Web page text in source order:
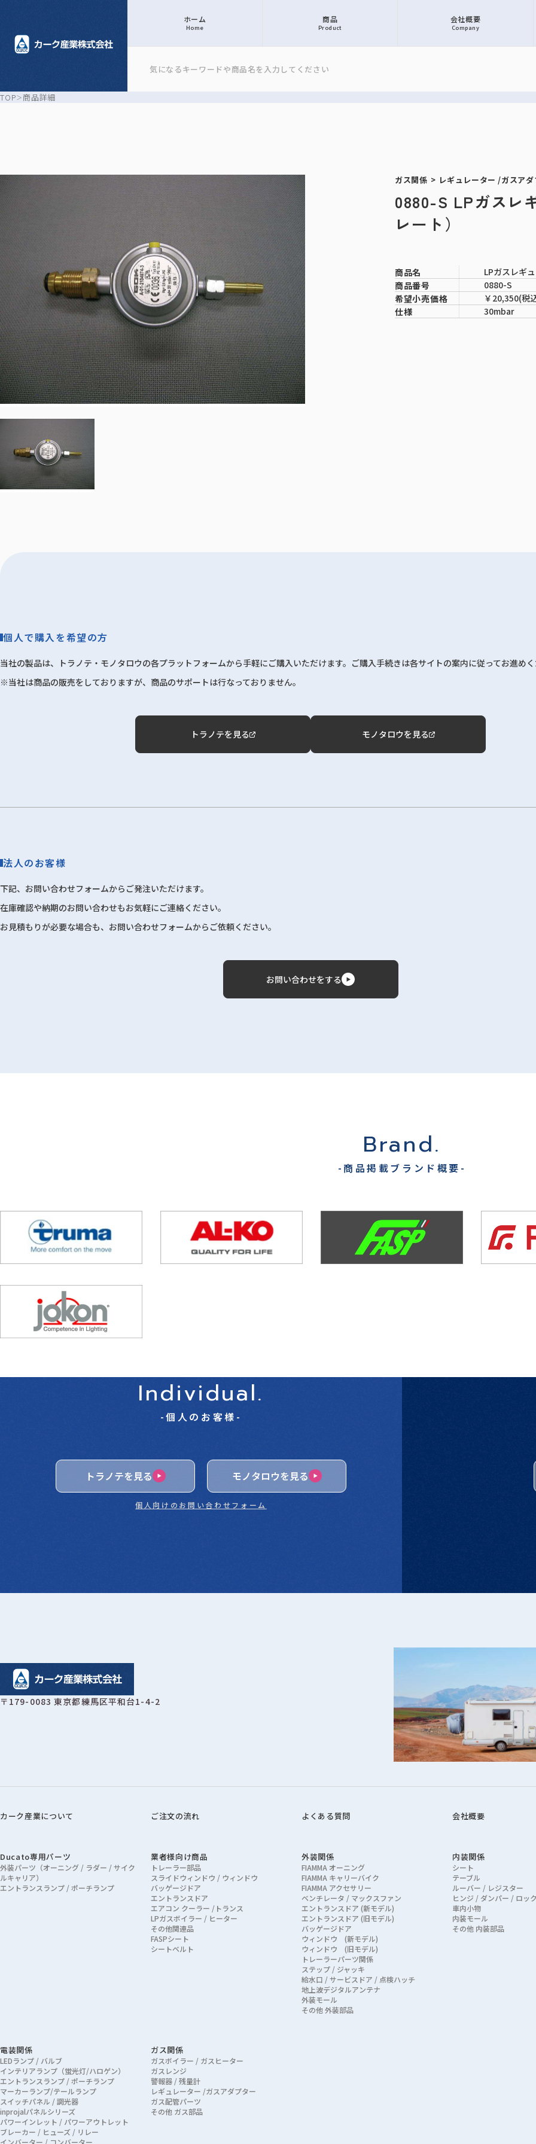
ホーム
Home
商品
Product
会社概要
Company
TOP 商品詳細
ガス関係 > レギュレーター /ガスア
0880-S LPガスレ
レート）
商品名
LPガスレギ
商品番号
0880-S
希望小売価格
￥20,350(税
仕様
30mbar
個人で購入を希望の方
当社の製品は、トラノテ・モノタロウの各プラットフォームから手軽にご購入いただけます。ご購入手続きは各サイトの案内に従ってお進め
※当社は商品の販売をしておりますが、商品のサポートは行なっておりません。
トラノテを見る モノタロウを見る
法人のお客様
下記、お問い合わせフォームからご発注いただけます。
在庫確認や納期のお問い合わせもお気軽にご連絡ください。
お見積もりが必要な場合も、お問い合わせフォームからご依頼ください。
お問い合わせをする
Brand.
-商品掲載ブランド概要-
Individual.
-個人のお客様-
トラノテを見る モノタロウを見る
個人向けのお問い合わせフォーム
〒179-0083 東京都練馬区平和台1-4-2
カーク産業について ご注文の流れ よくある質問 会社概要
Ducato専用パーツ
外装パーツ（オーニング / ラダー / サイク
ルキャリア）
エントランスランプ / ポーチランプ
業者様向け商品
トレーラー部品
スライドウィンドウ / ウィンドウ
バッゲージドア
エントランスドア
エアコン クーラー /トランス
LPガスボイラー / ヒーター
その他関連品
FASPシート
シートベルト
外装関係
FIAMMA オーニング
FIAMMA キャリーバイク
FIAMMA アクセサリー
ベンチレータ / マックスファン
エントランスドア (新モデル)
エントランスドア (旧モデル)
バッゲージドア
ウィンドウ (新モデル)
ウィンドウ (旧モデル)
トレーラーパーツ関係
ステップ / ジャッキ
給水口 / サービスドア / 点検ハッチ
地上波デジタルアンテナ
外装モール
その他 外装部品
内装関係
シート
テーブル
ルーバー / レジスター
ヒンジ / ダンパー / ロッ
車内小物
内装モール
その他 内装部品
電装関係
LEDランプ / バルブ
インテリアランプ（蛍光灯/ハロゲン）
エントランスランプ / ポーチランプ
マーカーランプ/テールランプ
スイッチパネル / 調光器
inprojalパネルシリーズ
パワーインレット / パワーアウトレット
ブレーカー / ヒューズ / リレー
インバーター / コンバーター
ガス関係
ガスボイラー / ガスヒーター
ガスレンジ
警報器 / 残量計
レギュレーター /ガスアダプター
ガス配管パーツ
その他 ガス部品